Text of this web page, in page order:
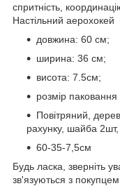
спритність,
Настільний
довжина: 60 см;
ширина: 36 см;
висота: 7.5см;
розмір
Повітряний,
рахунку, шайба
60-35-7,5см
Будь ласка, зверніть
зв'язуються з